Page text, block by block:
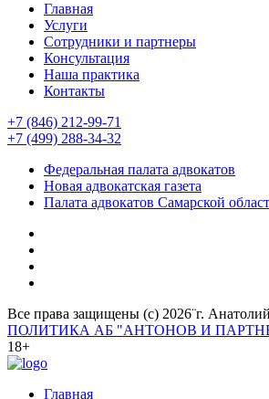
Главная
Услуги
Сотрудники и партнеры
Консультация
Наша практика
Контакты
+7 (846) 212-99-71
+7 (499) 288-34-32
Федеральная палата адвокатов
Новая адвокатская газета
Палата адвокатов Самарской
Все права защищены (с) 2026¨г.
ПОЛИТИКА АБ "АНТОНОВ И
18+
Главная